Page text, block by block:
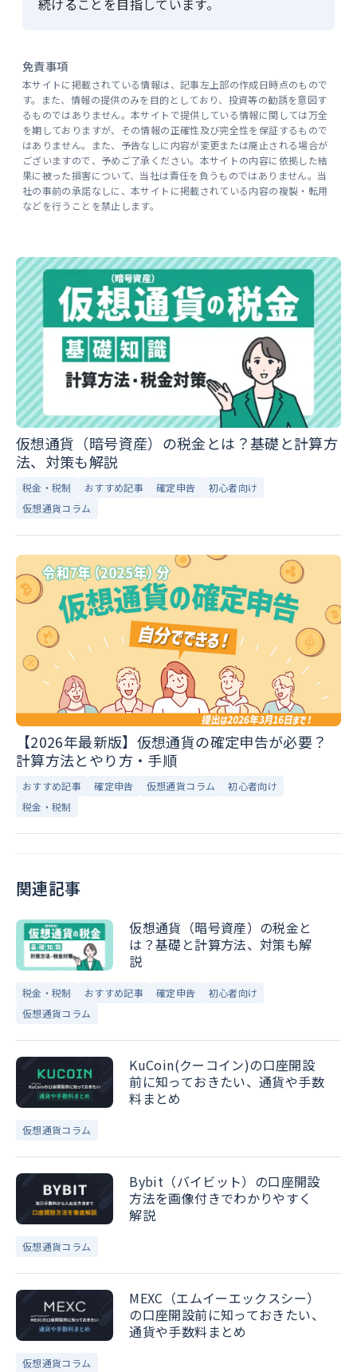
続けることを目指しています。
免責事項
本サイトに掲載されている情報は、記事左上部の作成日時点のもので
す。また、情報の提供のみを目的としており、投資等の勧誘を意図す
るものではありません。本サイトで提供している情報に関しては万全
を期しておりますが、その情報の正確性及び完全性を保証するもので
はありません。また、予告なしに内容が変更または廃止される場合が
ございますので、予めご了承ください。本サイトの内容に依拠した結
果に被った損害について、当社は責任を負うものではありません。当
社の事前の承諾なしに、本サイトに掲載されている内容の複製・転用
などを行うことを禁止します。
仮想通貨（暗号資産）の税金とは？基礎と計算方
法、対策も解説
税金・税制 おすすめ記事 確定申告
初心者向け
仮想通貨コラム
【2026年最新版】仮想通貨の確定申告が必要？
計算方法とやり方・手順
おすすめ記事 確定申告 仮想通貨コラム
初心者向け
税金・税制
関連記事
仮想通貨（暗号資産）の税金と
は？基礎と計算方法、対策も解
説
税金・税制 おすすめ記事 確定申告
初心者向け
仮想通貨コラム
KuCoin(クーコイン)の口座開設
前に知っておきたい、通貨や手数
料まとめ
仮想通貨コラム
Bybit（バイビット）の口座開設
方法を画像付きでわかりやすく
解説
仮想通貨コラム
MEXC（エムイーエックスシー）
の口座開設前に知っておきたい、
通貨や手数料まとめ
仮想通貨コラム